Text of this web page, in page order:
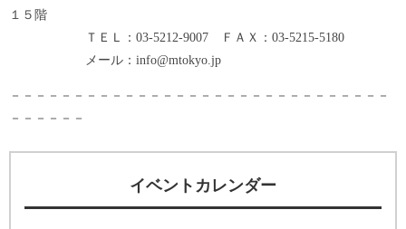
１５階
ＴＥＬ：03-5212-9007 ＦＡＸ：03-5215-5180
メール：info@mtokyo.jp
－－－－－－－－－－－－－－－－－－－－－－－－－－－－－－
－－－－－－
イベントカレンダー